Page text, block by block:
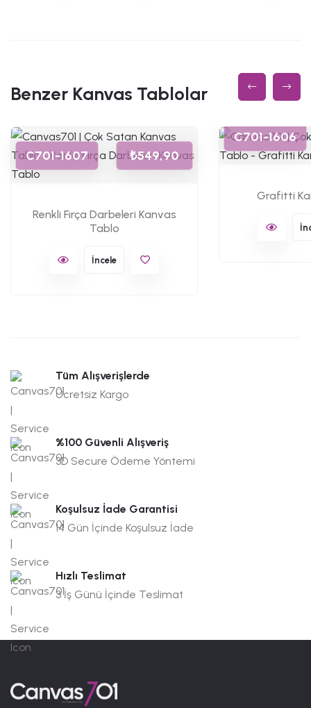
Benzer Kanvas Tablolar
C701-1607 ₺549,90
Renkli Fırça Darbeleri Kanvas
Tablo
İncele
C701-1606
Grafitti
Tüm Alışverişlerde
Ücretsiz Kargo
%100 Güvenli Alışveriş
3D Secure Ödeme Yöntemi
Koşulsuz İade Garantisi
14 Gün İçinde Koşulsuz İade
Hızlı Teslimat
3 İş Günü İçinde Teslimat